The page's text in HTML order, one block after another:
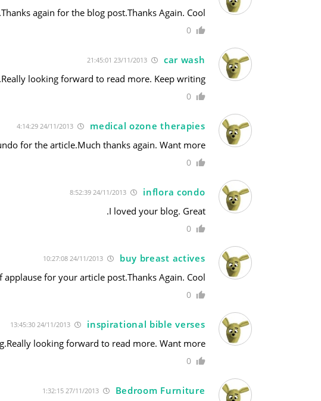
Thanks again for the blog post.Thanks Again. Cool.
0
car wash
23/11/2013 21:45:01
looking forward to read more. Keep writing.
0
medical ozone therapies
for the article.Much thanks again. Want more.
0
inflora condo
I loved your blog. Great.
0
buy breast actives
24/11/2013 10:27:08
applause for your article post.Thanks Again. Cool.
0
inspirational bible verses
looking forward to read more. Want more.
0
Bedroom Furniture
27/11/2013 1:32:15